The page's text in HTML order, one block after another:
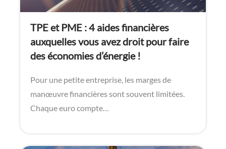
TPE et PME : 4 aides financières
auxquelles vous avez droit pour faire
des économies d’énergie !
Pour une petite entreprise, les marges de
manœuvre financières sont souvent limitées.
Chaque euro compte…